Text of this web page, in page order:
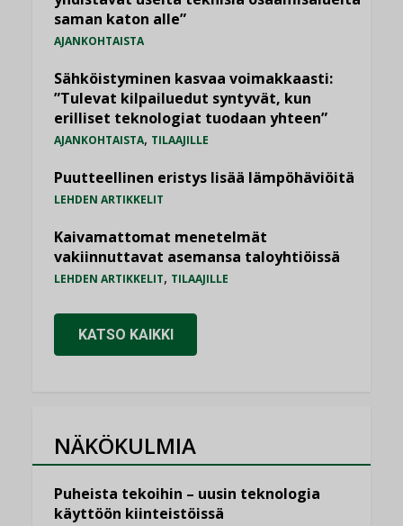
saman katon alle”
AJANKOHTAISTA
Sähköistyminen kasvaa voimakkaasti:
”Tulevat kilpailuedut syntyvät, kun
erilliset teknologiat tuodaan yhteen”
AJANKOHTAISTA, TILAAJILLE
Puutteellinen eristys lisää lämpöhäviöitä
LEHDEN ARTIKKELIT
Kaivamattomat menetelmät
vakiinnuttavat asemansa taloyhtiöissä
LEHDEN ARTIKKELIT, TILAAJILLE
KATSO KAIKKI
NÄKÖKULMIA
Puheista tekoihin – uusin teknologia
käyttöön kiinteistöissä